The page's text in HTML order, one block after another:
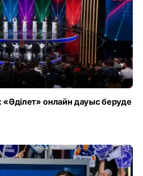
«Әділет» онлайн дауыс беруде